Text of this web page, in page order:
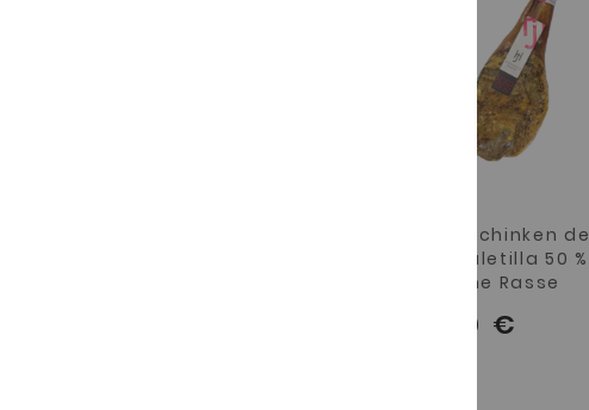
Vorderschinken de
cebo Paletilla 50 %
Iberische Rasse
97,90 €